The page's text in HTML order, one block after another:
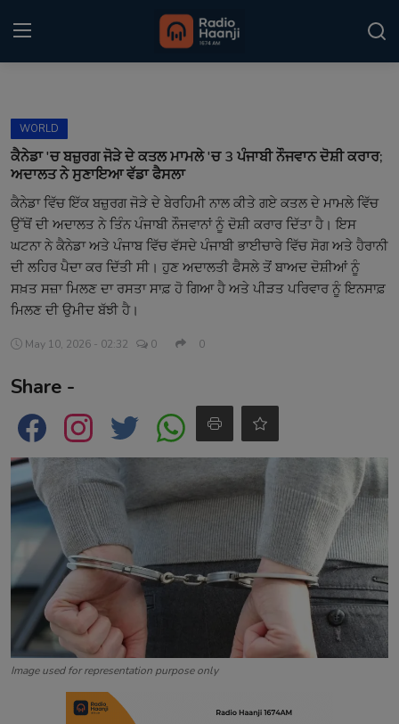
Home
Punjabi Podcast
Kitaab Kahani
Gallery
Sponsors
Matrimonial
Event
Contact
WORLD
ਕੈਨੇਡਾ 'ਚ ਬਜ਼ੁਰਗ ਜੋੜੇ ਦੇ ਕਤਲ ਮਾਮਲੇ 'ਚ 3 ਪੰਜਾਬੀ ਨੌਜਵਾਨ ਦੋਸ਼ੀ ਕਰਾਰ;
ਅਦਾਲਤ ਨੇ ਸੁਣਾਇਆ ਵੱਡਾ ਫੈਸਲਾ
ਕੈਨੇਡਾ ਵਿੱਚ ਇੱਕ ਬਜ਼ੁਰਗ ਜੋੜੇ ਦੇ ਬੇਰਹਿਮੀ ਨਾਲ ਕੀਤੇ ਗਏ ਕਤਲ ਦੇ ਮਾਮਲੇ ਵਿੱਚ
ਉੱਥੋਂ ਦੀ ਅਦਾਲਤ ਨੇ ਤਿੰਨ ਪੰਜਾਬੀ ਨੌਜਵਾਨਾਂ ਨੂੰ ਦੋਸ਼ੀ ਕਰਾਰ ਦਿੱਤਾ ਹੈ। ਇਸ
ਘਟਨਾ ਨੇ ਕੈਨੇਡਾ ਅਤੇ ਪੰਜਾਬ ਵਿੱਚ ਵੱਸਦੇ ਪੰਜਾਬੀ ਭਾਈਚਾਰੇ ਵਿੱਚ ਸੋਗ ਅਤੇ ਹੈਰਾਨੀ
ਦੀ ਲਹਿਰ ਪੈਦਾ ਕਰ ਦਿੱਤੀ ਸੀ। ਹੁਣ ਅਦਾਲਤੀ ਫੈਸਲੇ ਤੋਂ ਬਾਅਦ ਦੋਸ਼ੀਆਂ ਨੂੰ
ਸਖ਼ਤ ਸਜ਼ਾ ਮਿਲਣ ਦਾ ਰਸਤਾ ਸਾਫ਼ ਹੋ ਗਿਆ ਹੈ ਅਤੇ ਪੀੜਤ ਪਰਿਵਾਰ ਨੂੰ ਇਨਸਾਫ਼
ਮਿਲਣ ਦੀ ਉਮੀਦ ਬੱਝੀ ਹੈ।
May 10, 2026 - 02:32 0 0
Share -
Image used for representation purpose only